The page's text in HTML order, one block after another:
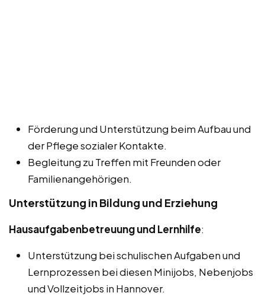
Förderung und Unterstützung beim Aufbau und
der Pflege sozialer Kontakte.
Begleitung zu Treffen mit Freunden oder
Familienangehörigen.
Unterstützung in Bildung und Erziehung
Hausaufgabenbetreuung und Lernhilfe:
Unterstützung bei schulischen Aufgaben und
Lernprozessen bei diesen Minijobs, Nebenjobs
und Vollzeitjobs in Hannover.